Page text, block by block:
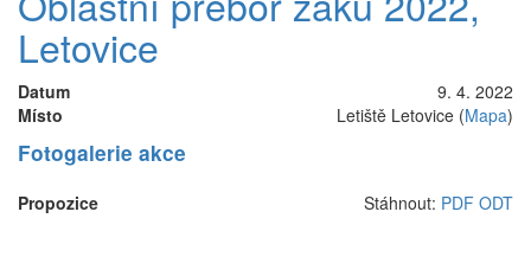
Letovice
Datum
9. 4. 2022
Místo
Letiště Letovice (Mapa)
Fotogalerie akce
Propozice Stáhnout: PDF ODT